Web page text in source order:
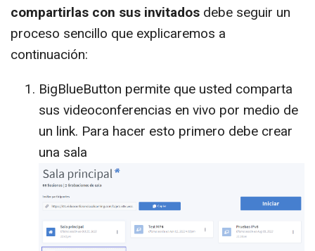
compartirlas con sus invitados debe seguir un
proceso sencillo que explicaremos a
continuación:
BigBlueButton permite que usted comparta
sus videoconferencias en vivo por medio de
un link. Para hacer esto primero debe crear
una sala